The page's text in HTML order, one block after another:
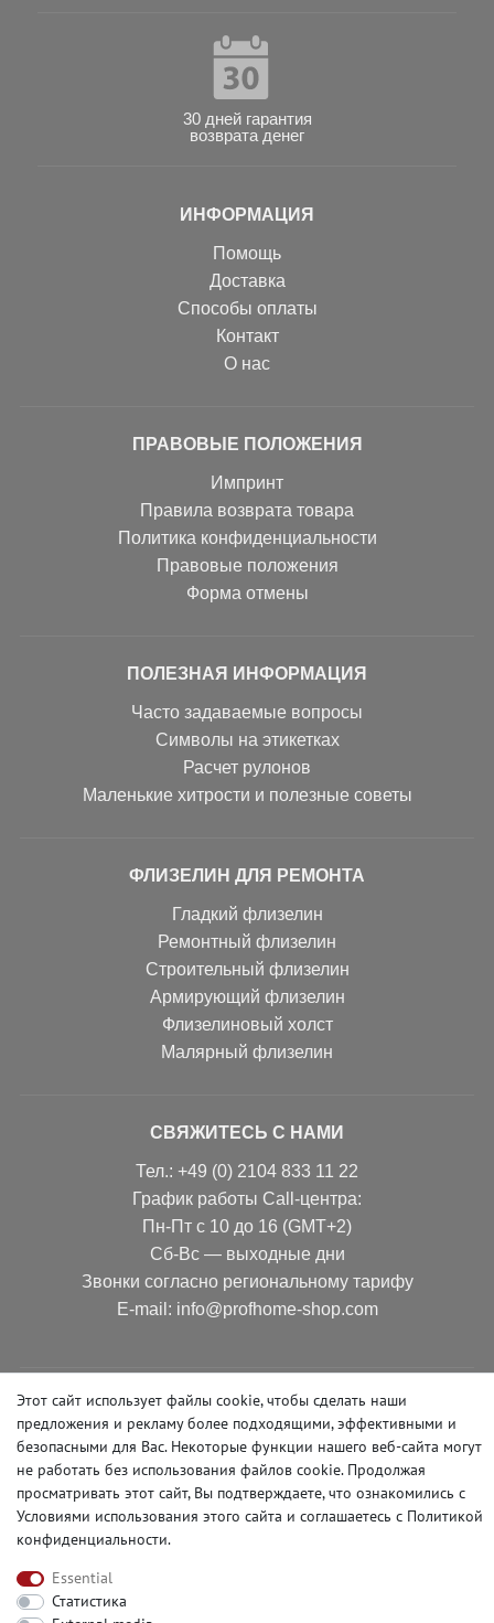
30 дней гарантия
возврата денег
ИНФОРМАЦИЯ
Помощь
Доставка
Способы оплаты
Контакт
О нас
ПРАВОВЫЕ ПОЛОЖЕНИЯ
Импринт
Правила возврата товара
Политика конфиденциальности
Правовые положения
Форма отмены
ПОЛЕЗНАЯ ИНФОРМАЦИЯ
Часто задаваемые вопросы
Символы на этикетках
Расчет рулонов
Маленькие хитрости и полезные советы
ФЛИЗЕЛИН ДЛЯ РЕМОНТА
Гладкий флизелин
Ремонтный флизелин
Строительный флизелин
Армирующий флизелин
Флизелиновый холст
Малярный флизелин
СВЯЖИТЕСЬ С НАМИ
Тел.: +49 (0) 2104 833 11 22
График работы Call-центра:
Пн-Пт с 10 до 16 (GMT+2)
Сб-Вс — выходные дни
Звонки согласно региональному тарифу
Е-mail: info@profhome-shop.com
СПОСОБЫ ОПЛАТЫ
СЛЕДИТЕ ЗА НАМИ В СОЦСЕТЯХ
Этот сайт использует файлы cookie, чтобы сделать наши
предложения и рекламу более подходящими, эффективными и
безопасными для Вас. Некоторые функции нашего веб-сайта могут
не работать без использования файлов cookie. Продолжая
просматривать этот сайт, Вы подтверждаете, что ознакомились с
Условиями использования этого сайта и соглашаетесь с Политикой
конфиденциальности.
Essential
Статистика